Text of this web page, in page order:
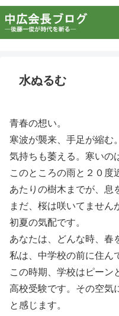
水ぬるむ
青春の想い。
寒波が襲来、手足が縮む。
気持ちも萎える。寒いの
このところの雨と２０度
あたりの樹木までが、息
まだ、桜は咲いてません
初夏の気配です。
あなたは、どんな時、春
私は、中学校の前に住ん
この時期、学校はピーン
高校受験です。その空気
と感じます。